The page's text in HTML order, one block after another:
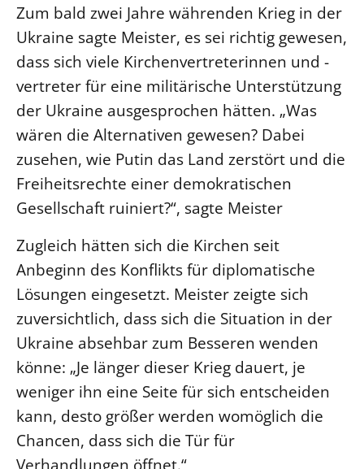
Zum bald zwei Jahre währenden Krieg in der
Ukraine sagte Meister, es sei richtig gewesen,
dass sich viele Kirchenvertreterinnen und -
vertreter für eine militärische Unterstützung
der Ukraine ausgesprochen hätten. „Was
wären die Alternativen gewesen? Dabei
zusehen, wie Putin das Land zerstört und die
Freiheitsrechte einer demokratischen
Gesellschaft ruiniert?“, sagte Meister
Zugleich hätten sich die Kirchen seit
Anbeginn des Konflikts für diplomatische
Lösungen eingesetzt. Meister zeigte sich
zuversichtlich, dass sich die Situation in der
Ukraine absehbar zum Besseren wenden
könne: „Je länger dieser Krieg dauert, je
weniger ihn eine Seite für sich entscheiden
kann, desto größer werden womöglich die
Chancen, dass sich die Tür für
Verhandlungen öffnet.“
Kirchliche Verwaltung
Klimaschutzgesetz
Kunstreferat
NKVK
Öffentlichkeitsarbeit
Personalausschuss
Projektmanagement
Recht